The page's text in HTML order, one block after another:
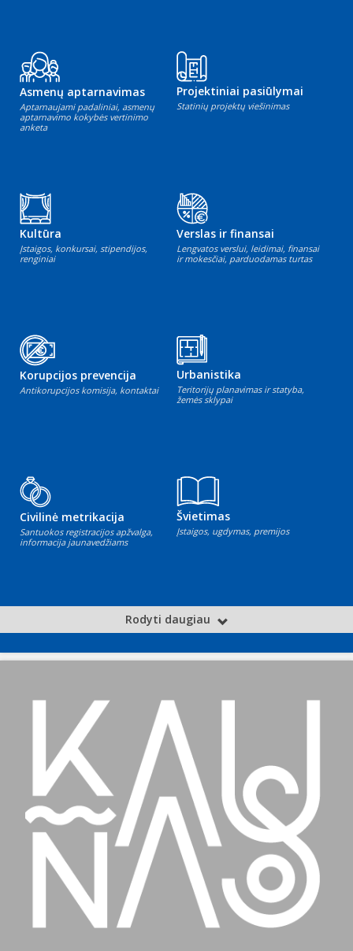
Asmenų aptarnavimas
Aptarnaujami padaliniai, asmenų
aptarnavimo kokybės vertinimo
anketa
Projektiniai pasiūlymai
Statinių projektų viešinimas
Kultūra
Įstaigos, konkursai, stipendijos,
renginiai
Verslas ir finansai
Lengvatos verslui, leidimai, finansai
ir mokesčiai, parduodamas turtas
Korupcijos prevencija
Antikorupcijos komisija, kontaktai
Urbanistika
Teritorijų planavimas ir statyba,
žemės sklypai
Civilinė metrikacija
Santuokos registracijos apžvalga,
informacija jaunavedžiams
Švietimas
Įstaigos, ugdymas, premijos
Rodyti daugiau